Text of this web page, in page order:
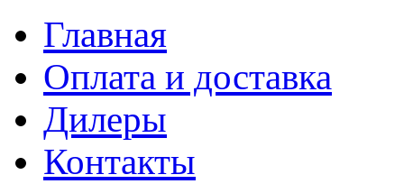
Главная
Оплата и доставка
Дилеры
Контакты